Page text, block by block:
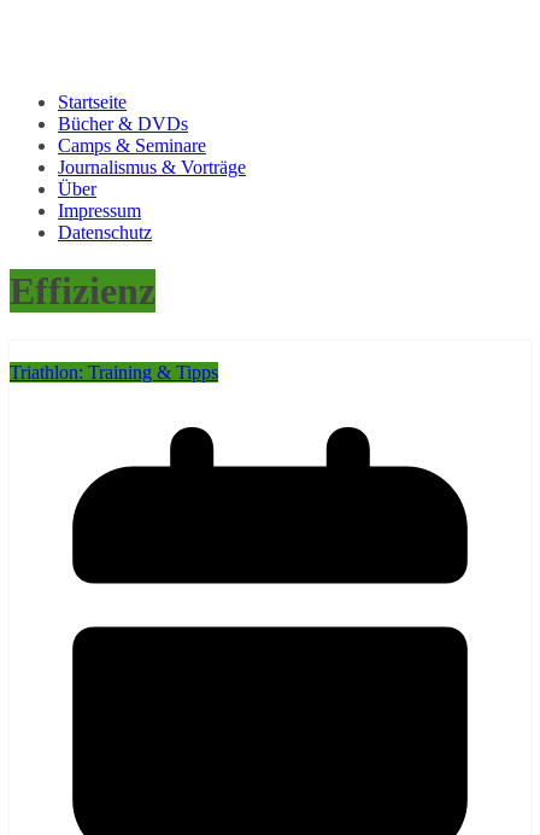
Startseite
Bücher & DVDs
Camps & Seminare
Journalismus & Vorträge
Über
Impressum
Datenschutz
Effizienz
Triathlon: Training & Tipps